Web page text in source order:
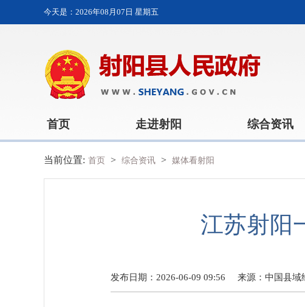
今天是： 2026年08月07日 星期五
首页 走进射阳 综合资讯
当前位置: 首页 > 综合资讯 > 媒体看射阳
江苏射阳
发布日期：2026-06-09 09:56 来源： 中国县域